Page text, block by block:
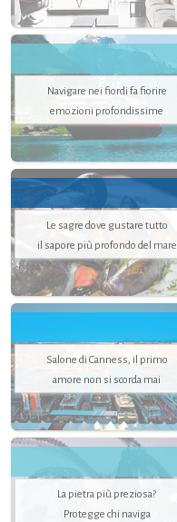
Navigare nei fiordi fa fiorire
emozioni profondissime
Le sagre dove gustare tutto
il sapore più profondo del mare
Salone di Canness, il primo
amore non si scorda mai
La pietra più preziosa?
Protegge chi naviga